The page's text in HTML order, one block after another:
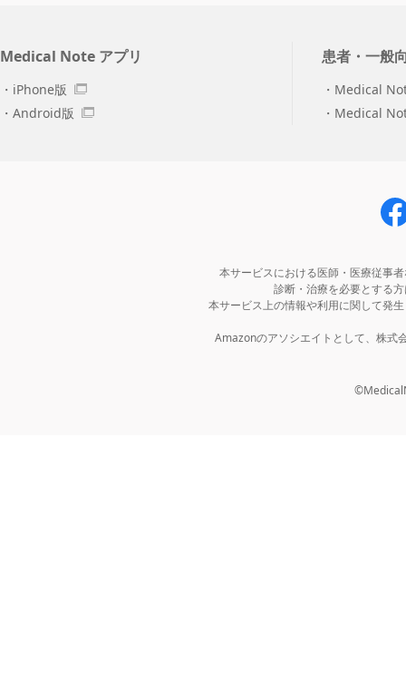
Medical Note アプリ
iPhone版
Android版
患者・一般
Medical
Medical
本サービスにおける医師・医療従事
診断・治療を必要とする
本サービス上の情報や利用に関して発
Amazonのアソシエイトとして、株式